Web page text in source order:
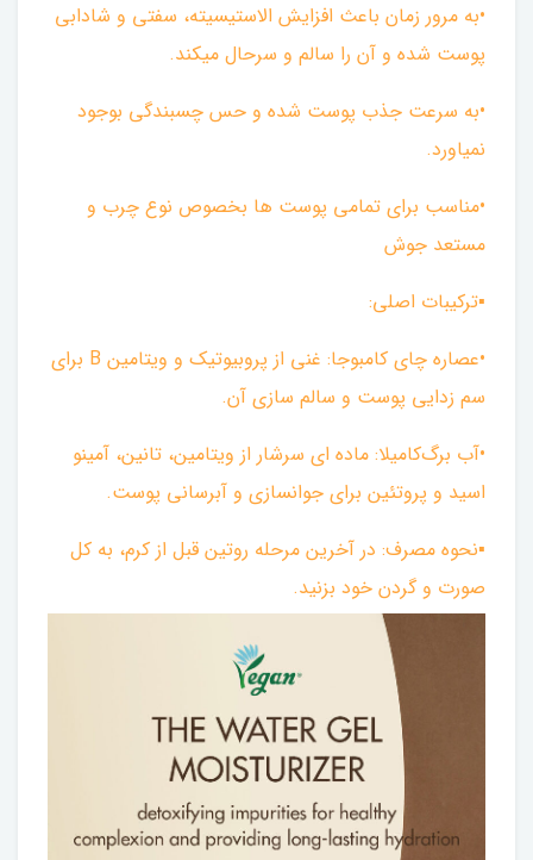
•به مرور زمان باعث افزایش الاستیسیته، سفتی و شادابی
پوست شده و آن را سالم و سرحال میکند.
•به سرعت جذب پوست شده و حس چسبندگی بوجود
نمیاورد.
•مناسب برای تمامی پوست ها بخصوص نوع چرب و
مستعد جوش
▪︎ترکیبات اصلی:
•عصاره چای کامبوجا: غنی از پروبیوتیک و ویتامین B برای
سم زدایی پوست و سالم سازی آن.
•آب برگ‌کامیلا: ماده ای سرشار از ویتامین، تانین، آمینو
اسید و پروتئین برای جوانسازی و آبرسانی پوست.
▪︎نحوه مصرف: در آخرین مرحله روتین قبل از کرم، به کل
صورت و گردن خود بزنید.